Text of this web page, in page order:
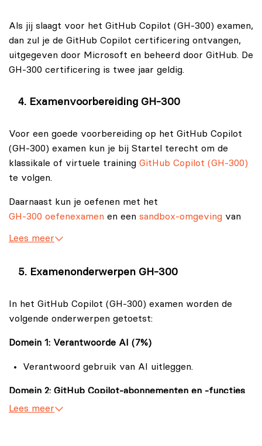
Als jij slaagt voor het GitHub Copilot (GH‑300) examen,
dan zul je de GitHub Copilot certificering ontvangen,
uitgegeven door Microsoft en beheerd door GitHub. De
GH‑300 certificering is twee jaar geldig.
Examenvoorbereiding GH‑300
Voor een goede voorbereiding op het GitHub Copilot
(GH‑300) examen kun je bij Startel terecht om de
klassikale of virtuele training GitHub Copilot (GH‑300)
te volgen.
Daarnaast kun je oefenen met het
GH‑300 oefenexamen en een sandbox‑omgeving van
Lees meer
Examenonderwerpen GH‑300
In het GitHub Copilot (GH‑300) examen worden de
volgende onderwerpen getoetst:
Domein 1: Verantwoorde AI (7%)
Verantwoord gebruik van AI uitleggen.
Domein 2: GitHub Copilot-abonnementen en -functies
(31%)
Lees meer